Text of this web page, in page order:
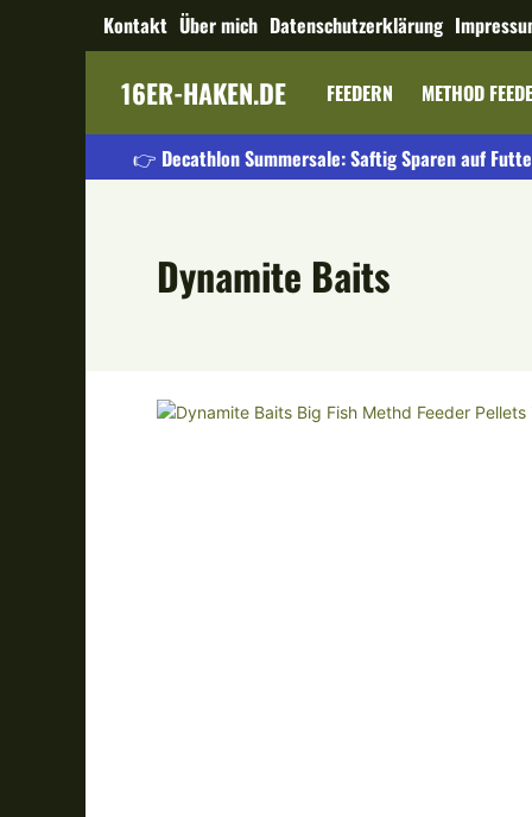
Kontakt Über mich Datenschutzerklärung
16ER-HAKEN.DE FEEDERN METHOD
👉 Decathlon Summersale: Saftig Sparen auf
Dynamite Baits